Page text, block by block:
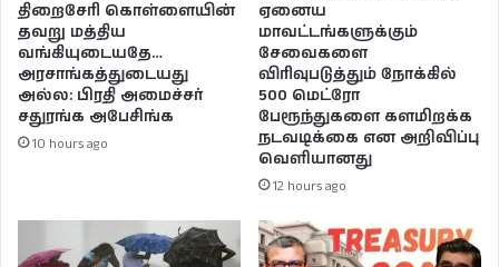
திறைசேரி கொள்ளையின்
தவறு மத்திய
வங்கியுடையதே…
அரசாங்கத்துடையது
அல்ல: பிரதி அமைச்சர்
சதுரங்க அபேசிங்க
10 hours ago
ஏனைய
மாவட்டங்களுக்கும்
சேவைகளை
விரிவுபடுத்தும் நோக்கில்
500 மெட்ரோ
பேரூந்துகளை களமிறக்க
நடவடிக்கை என அறிவிப்பு
வெளியானது
12 hours ago